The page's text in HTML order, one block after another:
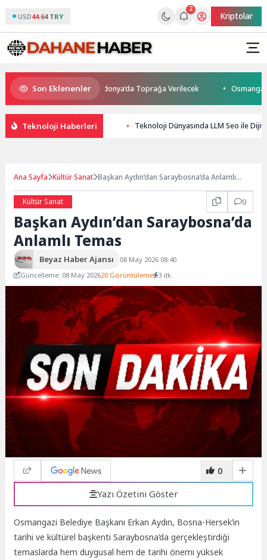
USD44.64 TRY
2
Kriptolar
Son Eklenenler
Kaybetti: Kuzey Makedonya’da Toprağa Verilecek
Teknoloji Haberleri Teknoloji Dünyasında LLM Seo ile
Ana Sayfa Kültür Sanat Başkan Aydın’dan Saraybosna’da Anlamlı
Kültür Sanat
0
Başkan Aydın’dan Saraybosna’da
Anlamlı Temas
Beyaz Haber Ajansı
08 May 2026 08:40
Güncelleme: 08 May 202620 Görüntüleme 3 dk.
0
Yazı Özetini Göster
Osmangazi Belediye Başkanı Erkan Aydın, Bosna-Hersek’in
tarihi ve kültürel başkenti Saraybosna’da gerçekleştirdiği
temaslarda hem duygusal hem de tarihi önemi yüksek